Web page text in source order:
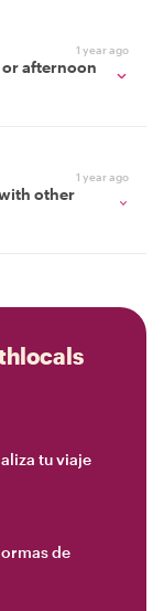
1 year ago
afternoon
1 year ago
other
tu viaje
de